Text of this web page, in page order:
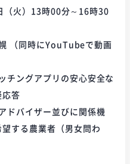
（火）13時00分～16時30
（同時にYouTubeで動画
チングアプリの安心安全な
応答
ドバイザー並びに関係機
する農業者（男女問わ